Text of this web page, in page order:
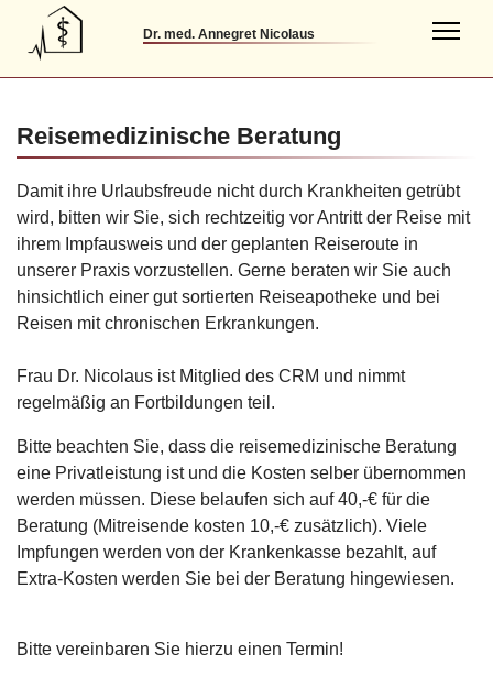
Dr. med. Annegret Nicolaus
Reisemedizinische Beratung
Damit ihre Urlaubsfreude nicht durch Krankheiten getrübt
wird, bitten wir Sie, sich rechtzeitig vor Antritt der Reise mit
ihrem Impfausweis und der geplanten Reiseroute in
unserer Praxis vorzustellen. Gerne beraten wir Sie auch
hinsichtlich einer gut sortierten Reiseapotheke und bei
Reisen mit chronischen Erkrankungen.
Frau Dr. Nicolaus ist Mitglied des CRM und nimmt
regelmäßig an Fortbildungen teil.
Bitte beachten Sie, dass die reisemedizinische Beratung
eine Privatleistung ist und die Kosten selber übernommen
werden müssen. Diese belaufen sich auf 40,-€ für die
Beratung (Mitreisende kosten 10,-€ zusätzlich). Viele
Impfungen werden von der Krankenkasse bezahlt, auf
Extra-Kosten werden Sie bei der Beratung hingewiesen.
Bitte vereinbaren Sie hierzu einen Termin!